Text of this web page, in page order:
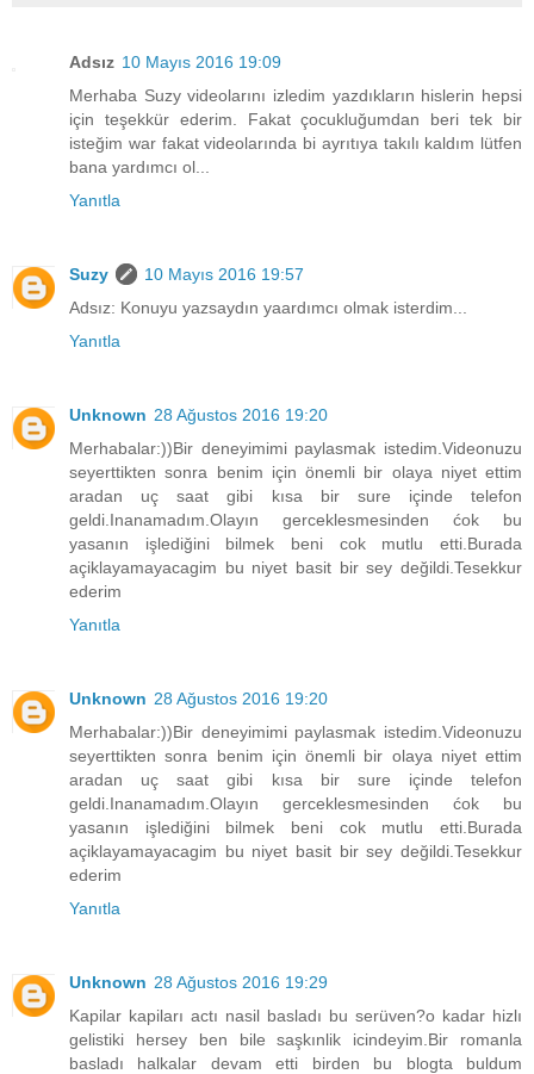
Adsız 10 Mayıs 2016 19:09
Merhaba Suzy videolarını izledim yazdıkların hislerin hepsi
için teşekkür ederim. Fakat çocukluğumdan beri tek bir
isteğim war fakat videolarında bi ayrıtıya takılı kaldım lütfen
bana yardımcı ol...
Yanıtla
Suzy
10 Mayıs 2016 19:57
Adsız: Konuyu yazsaydın yaardımcı olmak isterdim...
Yanıtla
Unknown 28 Ağustos 2016 19:20
Merhabalar:))Bir deneyimimi paylasmak istedim.Videonuzu
seyerttikten sonra benim için önemli bir olaya niyet ettim
aradan uç saat gibi kısa bir sure içinde telefon
geldi.Inanamadım.Olayın gerceklesmesinden ćok bu
yasanın işlediğini bilmek beni cok mutlu etti.Burada
açiklayamayacagim bu niyet basit bir sey değildi.Tesekkur
ederim
Yanıtla
Unknown 28 Ağustos 2016 19:20
Merhabalar:))Bir deneyimimi paylasmak istedim.Videonuzu
seyerttikten sonra benim için önemli bir olaya niyet ettim
aradan uç saat gibi kısa bir sure içinde telefon
geldi.Inanamadım.Olayın gerceklesmesinden ćok bu
yasanın işlediğini bilmek beni cok mutlu etti.Burada
açiklayamayacagim bu niyet basit bir sey değildi.Tesekkur
ederim
Yanıtla
Unknown 28 Ağustos 2016 19:29
Kapilar kapiları actı nasil basladı bu serüven?o kadar hizlı
gelistiki hersey ben bile saşkınlik icindeyim.Bir romanla
basladı halkalar devam etti birden bu blogta buldum